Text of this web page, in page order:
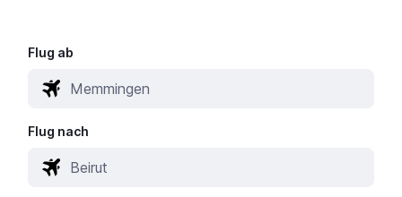
Flug ab
Flug nach